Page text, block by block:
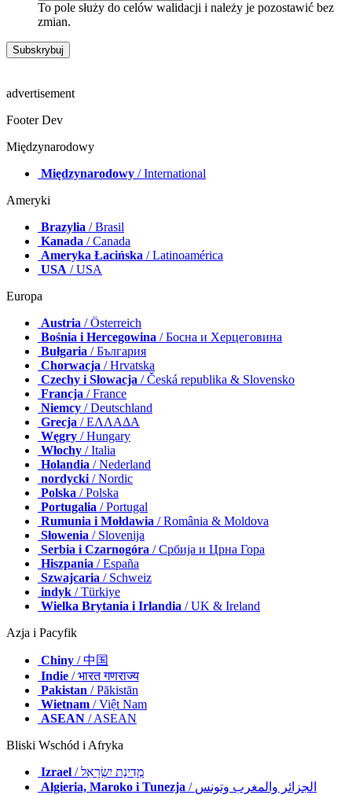
To pole służy do celów walidacji i należy je pozostawić bez
zmian.
advertisement
Footer Dev
Międzynarodowy
Międzynarodowy / International
Ameryki
Brazylia / Brasil
Kanada / Canada
Ameryka Łacińska / Latinoamérica
USA / USA
Europa
Austria / Österreich
Bośnia i Hercegowina / Босна и Херцеговина
Bułgaria / България
Chorwacja / Hrvatska
Czechy i Słowacja / Česká republika & Slovensko
Francja / France
Niemcy / Deutschland
Grecja / ΕΛΛΑΔΑ
Węgry / Hungary
Włochy / Italia
Holandia / Nederland
nordycki / Nordic
Polska / Polska
Portugalia / Portugal
Rumunia i Mołdawia / România & Moldova
Słowenia / Slovenija
Serbia i Czarnogóra / Србија и Црна Гора
Hiszpania / España
Szwajcaria / Schweiz
indyk / Türkiye
Wielka Brytania i Irlandia / UK & Ireland
Azja i Pacyfik
Chiny / 中国
Indie / भारत गणराज्य
Pakistan / Pākistān
Wietnam / Việt Nam
ASEAN / ASEAN
Bliski Wschód i Afryka
Izrael
/ מְדִינַת יִשְׂרָאֵל
Algieria, Maroko i Tunezja
/ الجزائر والمغرب وتونس